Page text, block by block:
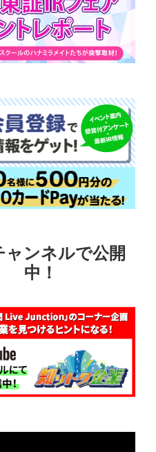
ャンネルで公開
中！